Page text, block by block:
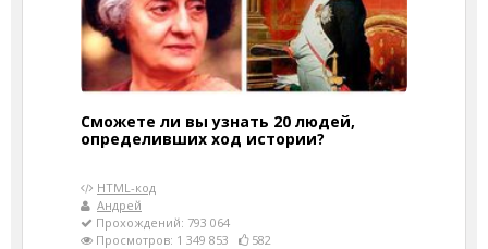
Сможете ли вы узнать 20 людей,
определивших ход истории?
HTML-код
Андрей
Прохождений: 793 064
Просмотров: 1 349 853
582